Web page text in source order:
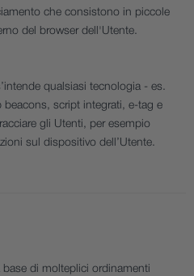
che consistono in piccole
del browser dell'Utente.
qualsiasi tecnologia - es.
script integrati, e-tag e
gli Utenti, per esempio
sul dispositivo dell’Utente.
base di molteplici ordinamenti